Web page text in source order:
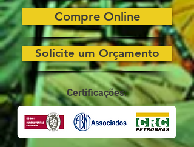
Compre Online
Solicite um Orçamento
Certificações: